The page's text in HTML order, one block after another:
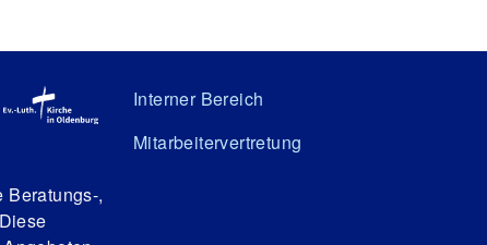
Beratungs-,
Interner Bereich
Mitarbeitervertretung